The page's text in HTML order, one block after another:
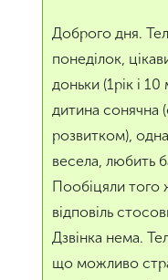
Доброго дня.
понеділок,
доньки (1рік і
дитина сонячна
розвитком),
весела, любить
Пообіцяли того
відповіль
Дзвінка нема.
що можливо